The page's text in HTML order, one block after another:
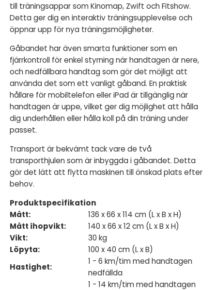
till träningsappar som Kinomap, Zwift och Fitshow.
Detta ger dig en interaktiv träningsupplevelse och
öppnar upp för nya träningsmöjligheter.
Gåbandet har även smarta funktioner som en
fjärrkontroll för enkel styrning när handtagen är nere,
och nedfällbara handtag som gör det möjligt att
använda det som ett vanligt gåband. En praktisk
hållare för mobiltelefon eller iPad är tillgänglig när
handtagen är uppe, vilket ger dig möjlighet att hålla
dig underhållen eller hålla koll på din träning under
passet.
Transport är bekvämt tack vare de två
transporthjulen som är inbyggda i gåbandet. Detta
gör det lätt att flytta maskinen till önskad plats efter
behov.
Produktspecifikation
Mått:
136 x 66 x 114 cm (L x B x H)
Mått ihopvikt:
140 x 66 x 12 cm (L x B x H)
Vikt:
30 kg
Löpyta:
100 x 40 cm (L x B)
Hastighet:
1 - 6 km/tim med handtagen
nedfällda
1 - 14 km/tim med handtagen